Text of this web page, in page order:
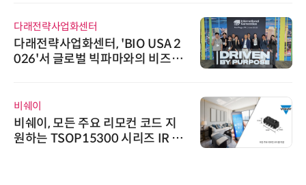
다래전략사업화센터
다래전략사업화센터, 'BIO USA 2
026'서 글로벌 빅파마와의 비즈니
비쉐이
비쉐이, 모든 주요 리모컨 코드 지
원하는 TSOP15300 시리즈 IR 수